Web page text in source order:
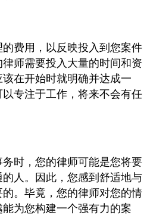
费用，以反映投入到您案件
师需要投入大量的时间和资
在开始时就明确并达成一
专注于工作，将来不会有任
时，您的律师可能是您将要
人。因此，您感到舒适地与
。毕竟，您的律师对您的情
为您构建一个强有力的案